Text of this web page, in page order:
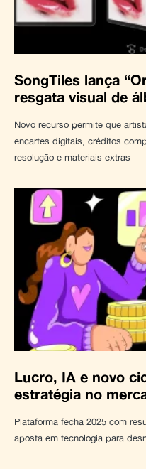
SongTiles lança
resgata visual de
Novo recurso permite que
encartes digitais, créditos
resolução e materiais extras
Lucro, IA e novo
estratégia no
Plataforma fecha 2025 com
aposta em tecnologia para